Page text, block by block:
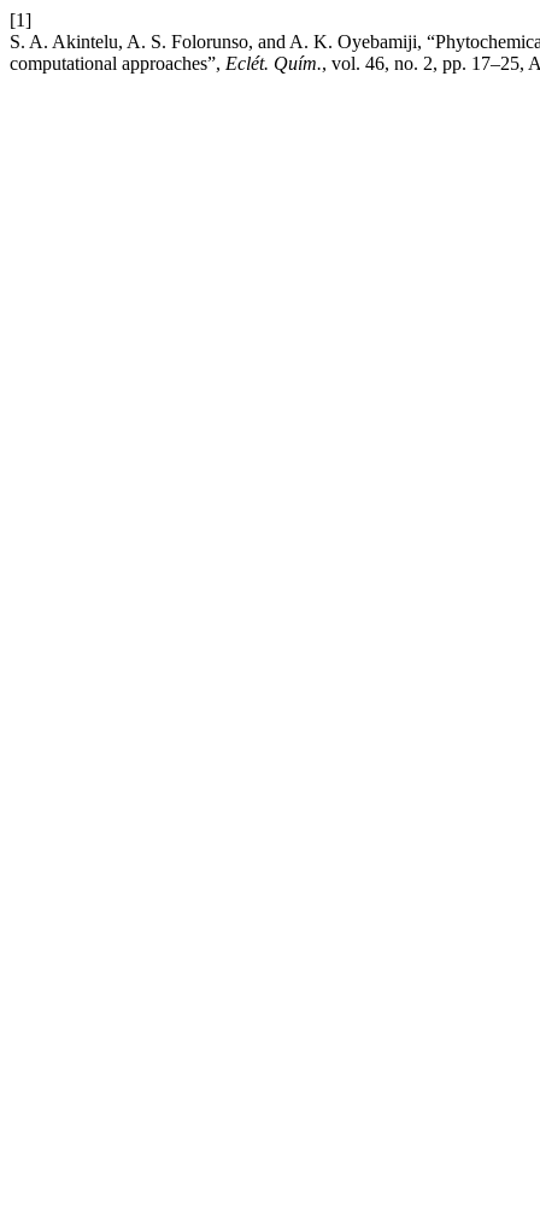
[1]
S. A. Akintelu, A. S. Folorunso, and A. K. Oyebamiji,
computational approaches”, Eclét. Quím., vol. 46, no. 2, pp. 17–25,